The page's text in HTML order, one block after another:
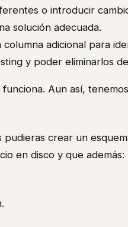
o introducir
solución adecuada.
adicional para
y poder eliminarlos
Aun así,
crear un
en disco y que además: